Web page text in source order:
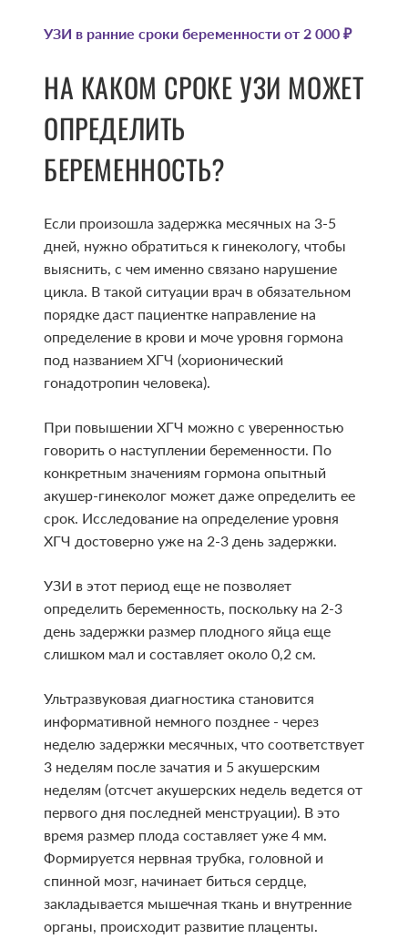
УЗИ в ранние сроки беременности от 2 000 ₽
НА КАКОМ СРОКЕ УЗИ МОЖЕТ
ОПРЕДЕЛИТЬ
БЕРЕМЕННОСТЬ?
Если произошла задержка месячных на 3-5
дней, нужно обратиться к гинекологу, чтобы
выяснить, с чем именно связано нарушение
цикла. В такой ситуации врач в обязательном
порядке даст пациентке направление на
определение в крови и моче уровня гормона
под названием ХГЧ (хорионический
гонадотропин человека).
При повышении ХГЧ можно с уверенностью
говорить о наступлении беременности. По
конкретным значениям гормона опытный
акушер-гинеколог может даже определить ее
срок. Исследование на определение уровня
ХГЧ достоверно уже на 2-3 день задержки.
УЗИ в этот период еще не позволяет
определить беременность, поскольку на 2-3
день задержки размер плодного яйца еще
слишком мал и составляет около 0,2 см.
Ультразвуковая диагностика становится
информативной немного позднее - через
неделю задержки месячных, что соответствует
3 неделям после зачатия и 5 акушерским
неделям (отсчет акушерских недель ведется от
первого дня последней менструации). В это
время размер плода составляет уже 4 мм.
Формируется нервная трубка, головной и
спинной мозг, начинает биться сердце,
закладывается мышечная ткань и внутренние
органы, происходит развитие плаценты.